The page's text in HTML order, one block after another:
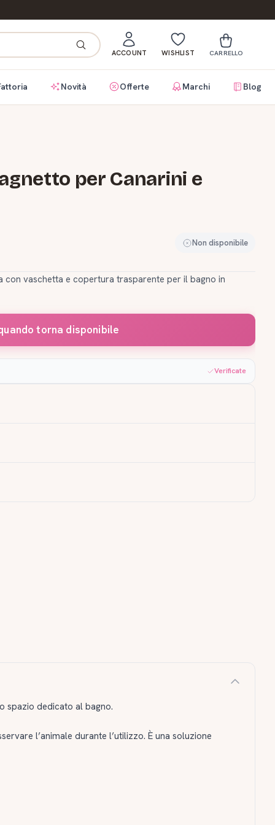
ACCOUNT WISHLIST CARRELLO
Novità Offerte Marchi Blog
per Canarini e
Non disponibile
vaschetta e copertura trasparente per il bagno in
torna disponibile
Verificate
spazio dedicato al bagno.
l’animale durante l’utilizzo. È una soluzione